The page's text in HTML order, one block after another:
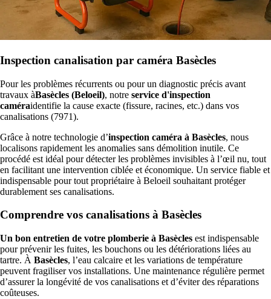
Inspection canalisation par caméra Basècles
Pour les problèmes récurrents ou pour un diagnostic précis avant
travaux àBasècles (Beloeil), notre service d'inspection
caméraidentifie la cause exacte (fissure, racines, etc.) dans vos
canalisations (7971).
Grâce à notre technologie d’inspection caméra à Basècles, nous
localisons rapidement les anomalies sans démolition inutile. Ce
procédé est idéal pour détecter les problèmes invisibles à l’œil nu, tout
en facilitant une intervention ciblée et économique. Un service fiable et
indispensable pour tout propriétaire à Beloeil souhaitant protéger
durablement ses canalisations.
Comprendre vos canalisations à Basècles
Un bon entretien de votre plomberie à Basècles est indispensable
pour prévenir les fuites, les bouchons ou les détériorations liées au
tartre. À Basècles, l’eau calcaire et les variations de température
peuvent fragiliser vos installations. Une maintenance régulière permet
d’assurer la longévité de vos canalisations et d’éviter des réparations
coûteuses.